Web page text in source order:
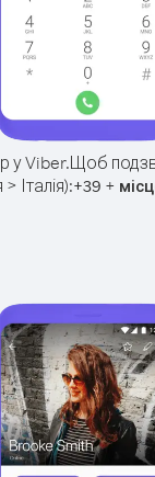
у Viber.Щоб
Італія):+39 +